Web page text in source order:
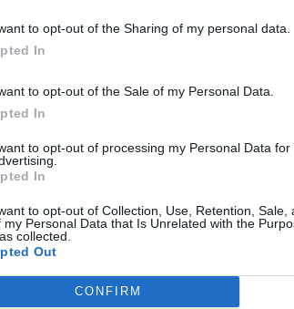
to opt-out of the Sharing of my personal data.
In
to opt-out of the Sale of my Personal Data.
In
to opt-out of processing my Personal Data for
In
to opt-out of Collection, Use, Retention, Sale,
my Personal Data that Is Unrelated with the
collected.
Out
CONFIRM